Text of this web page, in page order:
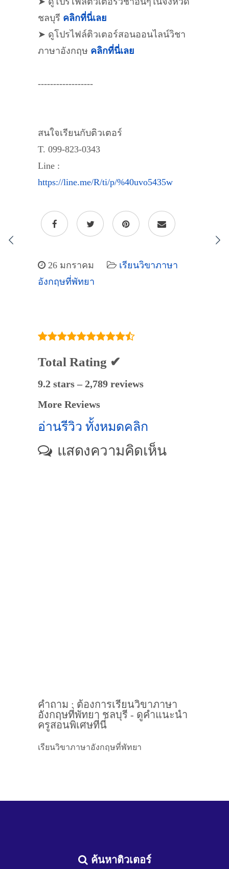
ชลบุรี คลิกที่นี่เลย
➤ ดูโปรไฟล์ติวเตอร์สอนออนไลน์วิชา
ภาษาอังกฤษ คลิกที่นี่เลย
------------------
สนใจเรียนกับติวเตอร์
T. 099-823-0343
Line :
https://line.me/R/ti/p/%40uvo5435w
26 มกราคม
เรียนวิขาภาษา
อังกฤษที่พัทยา
Total Rating ✔
9.2 stars – 2,789 reviews
More Reviews
อ่านรีวิว ทั้งหมดคลิก
แสดงความคิดเห็น
คำถาม : ต้องการเรียนวิขาภาษา
อังกฤษที่พัทยา ชลบุรี - ดูคำแนะนำ
ครูสอนพิเศษที่นี่
เรียนวิขาภาษาอังกฤษที่พัทยา
ค้นหาติวเตอร์